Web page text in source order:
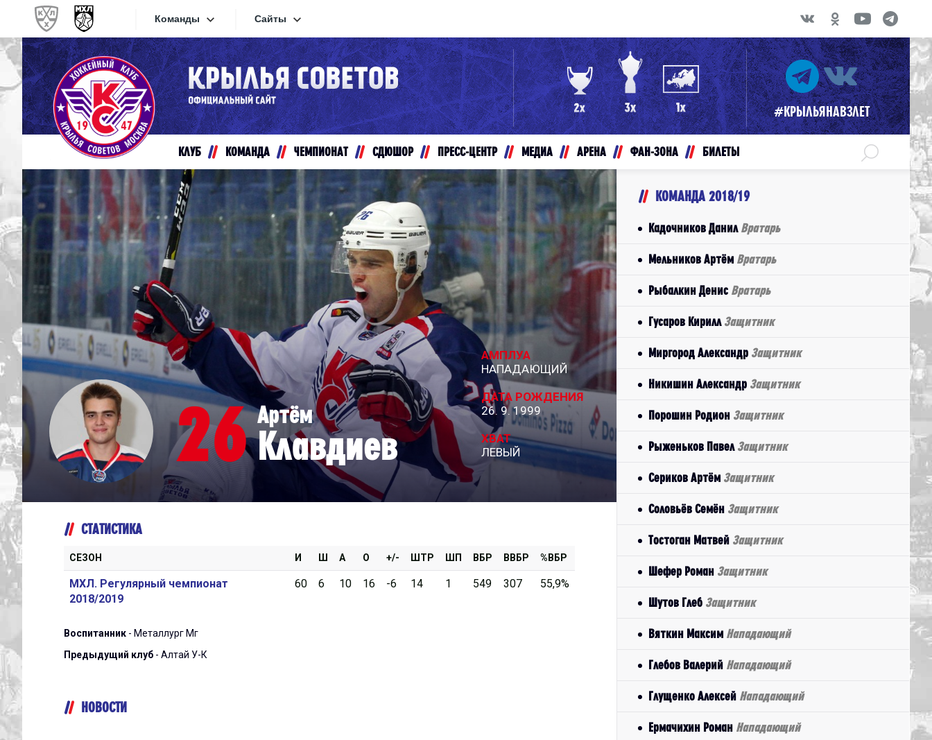
Команды
Конференция «Запад»
Дивизион Золотой
Академия Михайлова
Красная Армия
Локо
МХК Динамо СПб
МХК Динамо-М
СКА-1946
Дивизион Серебряный
Академия СКА
АКМ-Юниор
Амурские Тигры
Красная Машина-Юниор
Крылья Советов
МХК Динамо-Карелия
МХК Спартак-МАХ
Конференция «Восток»
Дивизион Золотой
Авто
Кузнецкие Медведи
Мамонты Югры
Омские Ястребы
Стальные Лисы
Толпар
Чайка
Дивизион Серебряный
АКМ-Новомосковск
Красноярские Рыси
Ладья
Локо-76
МХК Молот
Реактор
Сибирские Cнайперы
Спутник Ал
Сайты
Сайты
Видеотрансляции
Хайлайты
Текстовые трансляции
Интернет-магазин
Приложение МХЛ
#КРЫЛЬЯНАВЗЛЕТ
КЛУБ КОМАНДА ЧЕМПИОНАТ СДЮШОР ПРЕСС-ЦЕНТР МЕДИА АРЕНА ФАН-ЗОНА БИЛЕТЫ
26 Артём
Клавдиев
АМПЛУА
НАПАДАЮЩИЙ
ДАТА РОЖДЕНИЯ
26. 9. 1999
ХВАТ
ЛЕВЫЙ
СТАТИСТИКА
СЕЗОН И Ш А О +/- ШТР ШП ВБР ВВБР %ВБР
МХЛ. Регулярный чемпионат
2018/2019
60 6 10 16 -6 14 1 549 307 55,9%
Воспитанник - Металлург Мг
Предыдущий клуб - Алтай У-К
НОВОСТИ
КОМАНДА 2018/19
Кадочников Данил Вратарь
Мельников Артём Вратарь
Рыбалкин Денис Вратарь
Гусаров Кирилл Защитник
Миргород Александр Защитник
Никишин Александр Защитник
Порошин Родион Защитник
Рыженьков Павел Защитник
Сериков Артём Защитник
Соловьёв Семён Защитник
Тостоган Матвей Защитник
Шефер Роман Защитник
Шутов Глеб Защитник
Вяткин Максим Нападающий
Глебов Валерий Нападающий
Глущенко Алексей Нападающий
Ермачихин Роман Нападающий